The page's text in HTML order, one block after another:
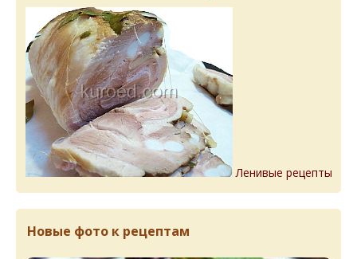
Ленивые рецепты
Новые фото к рецептам